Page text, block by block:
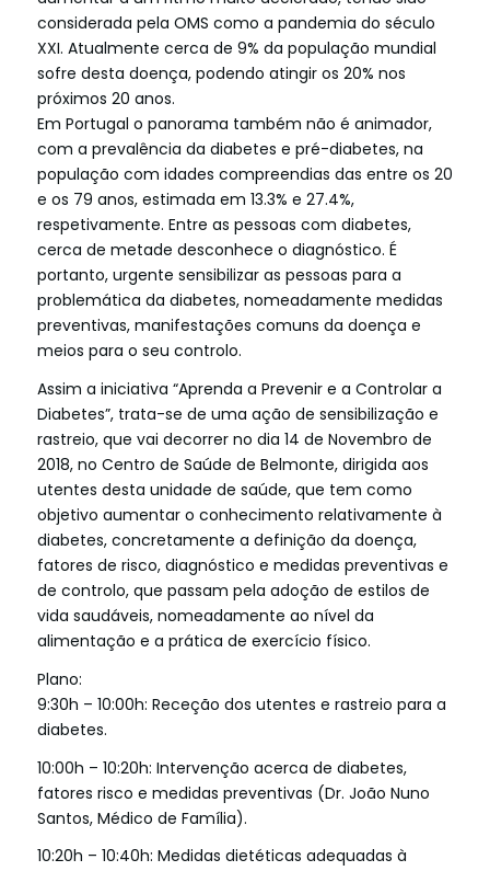
considerada pela OMS como a pandemia do século
XXI. Atualmente cerca de 9% da população mundial
sofre desta doença, podendo atingir os 20% nos
próximos 20 anos.
Em Portugal o panorama também não é animador,
com a prevalência da diabetes e pré-diabetes, na
população com idades compreendias das entre os 20
e os 79 anos, estimada em 13.3% e 27.4%,
respetivamente. Entre as pessoas com diabetes,
cerca de metade desconhece o diagnóstico. É
portanto, urgente sensibilizar as pessoas para a
problemática da diabetes, nomeadamente medidas
preventivas, manifestações comuns da doença e
meios para o seu controlo.
Assim a iniciativa “Aprenda a Prevenir e a Controlar a
Diabetes”, trata-se de uma ação de sensibilização e
rastreio, que vai decorrer no dia 14 de Novembro de
2018, no Centro de Saúde de Belmonte, dirigida aos
utentes desta unidade de saúde, que tem como
objetivo aumentar o conhecimento relativamente à
diabetes, concretamente a definição da doença,
fatores de risco, diagnóstico e medidas preventivas e
de controlo, que passam pela adoção de estilos de
vida saudáveis, nomeadamente ao nível da
alimentação e a prática de exercício físico.
Plano:
9:30h – 10:00h: Receção dos utentes e rastreio para a
diabetes.
10:00h – 10:20h: Intervenção acerca de diabetes,
fatores risco e medidas preventivas (Dr. João Nuno
Santos, Médico de Família).
10:20h – 10:40h: Medidas dietéticas adequadas à